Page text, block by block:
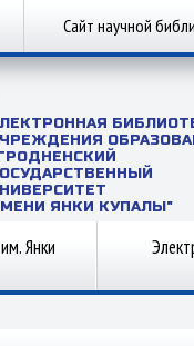
Сайт научной
ЯНКИ КУПАЛЫ"
Янки